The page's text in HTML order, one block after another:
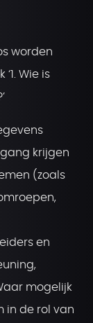
worden
Wie is
krijgen
(zoals
en
mogelijk
in de rol van